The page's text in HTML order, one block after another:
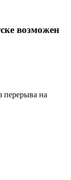
возможен
перерыва на